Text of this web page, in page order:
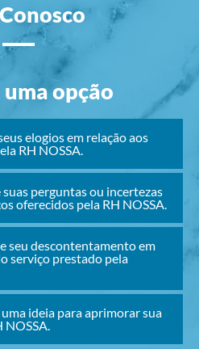
uma opção
elogios em relação aos
RH NOSSA.
perguntas ou incertezas
oferecidos pela RH NOSSA.
seu descontentamento em
serviço prestado pela
ideia para aprimorar sua
NOSSA.